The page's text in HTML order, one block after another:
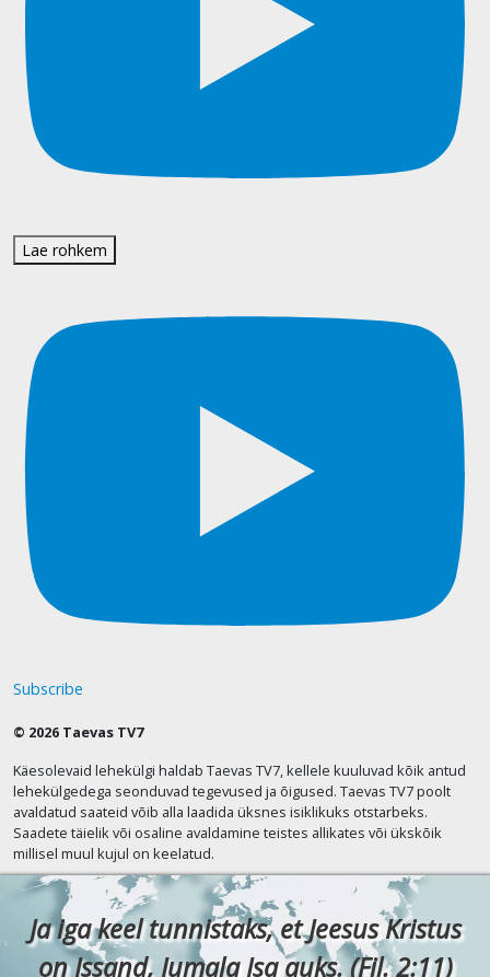
Lae rohkem
Subscribe
© 2026 Taevas TV7
Käesolevaid lehekülgi haldab Taevas TV7, kellele kuuluvad kõik antud
lehekülgedega seonduvad tegevused ja õigused. Taevas TV7 poolt
avaldatud saateid võib alla laadida üksnes isiklikuks otstarbeks.
Saadete täielik või osaline avaldamine teistes allikates või ükskõik
millisel muul kujul on keelatud.
Ja iga keel tunnistaks, et Jeesus Kristus
on Issand, Jumala Isa auks. (Fil. 2:11)